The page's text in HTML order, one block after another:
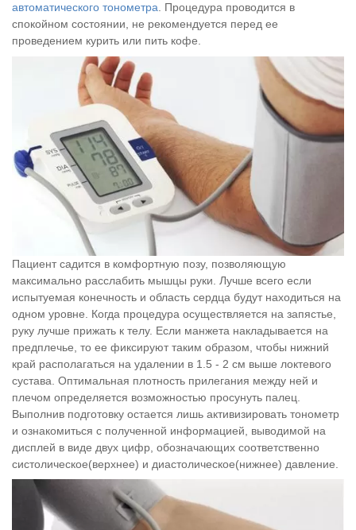
автоматического тонометра. Процедура проводится в
спокойном состоянии, не рекомендуется перед ее
проведением курить или пить кофе.
Пациент садится в комфортную позу, позволяющую
максимально расслабить мышцы руки. Лучше всего если
испытуемая конечность и область сердца будут находиться на
одном уровне. Когда процедура осуществляется на запястье,
руку лучше прижать к телу. Если манжета накладывается на
предплечье, то ее фиксируют таким образом, чтобы нижний
край располагаться на удалении в 1.5 - 2 см выше локтевого
сустава. Оптимальная плотность прилегания между ней и
плечом определяется возможностью просунуть палец.
Выполнив подготовку остается лишь активизировать тонометр
и ознакомиться с полученной информацией, выводимой на
дисплей в виде двух цифр, обозначающих соответственно
систолическое(верхнее) и диастолическое(нижнее) давление.